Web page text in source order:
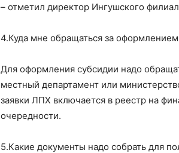
– отметил директор Ингушского
4.Куда мне обращаться за
Для оформления субсидии надо
местный департамент или
заявки ЛПХ включается в реестр на
очередности.
5.Какие документы надо собрать для